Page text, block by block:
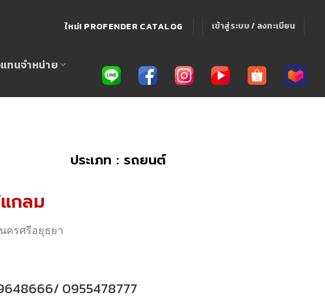
ใหม่! PROFENDER CATALOG เข้าสู่ระบบ / ลงทะเบียน
ทนจำหน่าย
ประเภท : รถยนต์
กลม
ครศรีอยุธยา
0955478777